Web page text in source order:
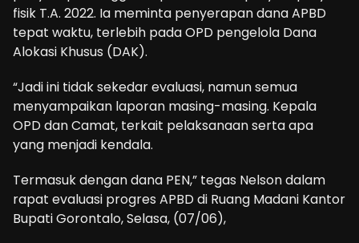
fisik T.A. 2022. Ia meminta penyerapan dana APBD
tepat waktu, terlebih pada OPD pengelola Dana
Alokasi Khusus (DAK).
“Jadi ini tidak sekedar evaluasi, namun semua
menyampaikan laporan masing-masing. Kepala
OPD dan Camat, terkait pelaksanaan serta apa
yang menjadi kendala.
Termasuk dengan dana PEN,” tegas Nelson dalam
rapat evaluasi progres APBD di Ruang Madani Kantor
Bupati Gorontalo, Selasa, (07/06),